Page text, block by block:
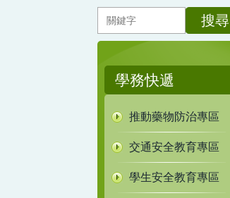
搜尋
學務快遞
推動藥物防治專區
交通安全教育專區
學生安全教育專區